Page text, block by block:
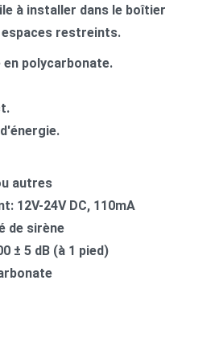
à installer dans le boîtier
restreints.
polycarbonate.
autres
12V-24V DC, 110mA
de sirène
± 5 dB (à 1 pied)